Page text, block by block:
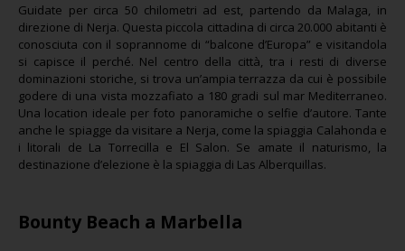
Guidate per circa 50 chilometri ad est, partendo da Malaga, in
direzione di Nerja. Questa piccola cittadina di circa 20.000 abitanti è
conosciuta con il soprannome di “balcone d’Europa” e visitandola
si capisce il perché. Nel centro della città, tra i resti di diverse
dominazioni storiche, si trova un’ampia terrazza da cui è possibile
godere di una vista mozzafiato a 180 gradi sul mar Mediterraneo.
Una location ideale per foto panoramiche o selfie d’autore. Tante
anche le spiagge da visitare a Nerja, come la spiaggia Calahonda e
i litorali de La Torrecilla e El Salon. Se amate il naturismo, la
destinazione d’elezione è la spiaggia di Las Alberquillas.
Bounty Beach a Marbella